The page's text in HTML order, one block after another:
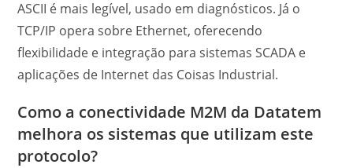
ASCII é mais legível, usado em diagnósticos. Já o
TCP/IP opera sobre Ethernet, oferecendo
flexibilidade e integração para sistemas SCADA e
aplicações de Internet das Coisas Industrial.
Como a conectividade M2M da Datatem
melhora os sistemas que utilizam este
protocolo?